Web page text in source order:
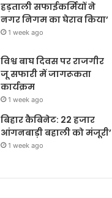
हड़ताली सफाईकर्मियों ने
नगर निगम का घेराव किया’
1 week ago
विश्व बाघ दिवस पर राजगीर
जू सफारी में जागरूकता
कार्यक्रम
1 week ago
बिहार कैबिनेट: 22 हजार
आंगनबाड़ी बहाली को मंजूरी’
1 week ago